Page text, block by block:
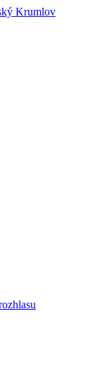
Krumlov